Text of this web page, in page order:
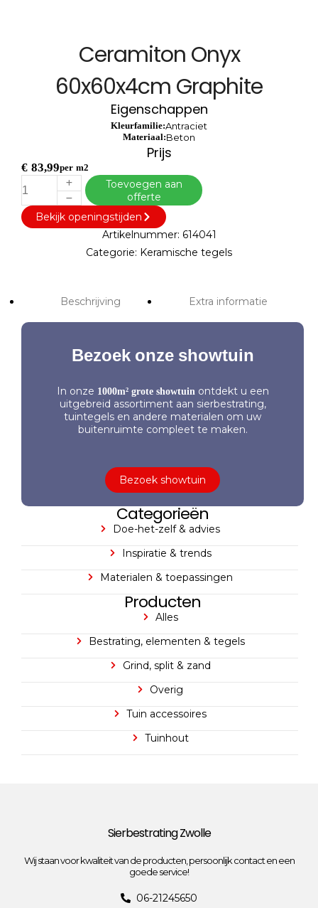
Ceramiton Onyx
60x60x4cm Graphite
Eigenschappen
Kleurfamilie:Antraciet
Materiaal:Beton
Prijs
€ 83,99per m2
Toevoegen aan
offerte
Bekijk openingstijden
Artikelnummer: 614041
Categorie: Keramische tegels
Beschrijving Extra informatie
Bezoek onze showtuin
In onze 1000m² grote showtuinontdekt u een
uitgebreid assortiment aan sierbestrating,
tuintegels en andere materialen om uw
buitenruimte compleet te maken.
Bezoek showtuin
Categorieën
Doe-het-zelf & advies
Inspiratie & trends
Materialen & toepassingen
Producten
Alles
Bestrating, elementen & tegels
Grind, split & zand
Overig
Tuin accessoires
Tuinhout
Sierbestrating Zwolle
Wij staan voor kwaliteit van de producten, persoonlijk contact en een
goede service!
06-21245650